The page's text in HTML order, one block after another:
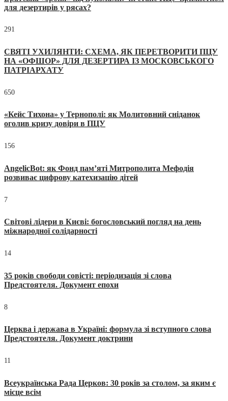
для дезертирів у рясах?
291
СВЯТІ УХИЛЯНТИ: СХЕМА, ЯК ПЕРЕТВОРИТИ ПЦУ
НА «ОФШОР» ДЛЯ ДЕЗЕРТИРА ІЗ МОСКОВСЬКОГО
ПАТРІАРХАТУ
650
«Кейс Тихона» у Тернополі: як Молитовний сніданок
оголив кризу довіри в ПЦУ
156
AngelicBot: як Фонд пам’яті Митрополита Мефодія
розвиває цифрову катехизацію дітей
7
Світові лідери в Києві: богословський погляд на день
міжнародної солідарності
14
35 років свободи совісті: періодизація зі слова
Предстоятеля. Документ епохи
8
Церква і держава в Україні: формула зі вступного слова
Предстоятеля. Документ доктрини
11
Всеукраїнська Рада Церков: 30 років за столом, за яким є
місце всім